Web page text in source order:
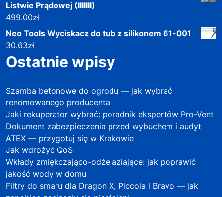
Listwie Prądowej (IIIIIII)
499.00zł
Neo Tools Wyciskacz do tub z silikonem 61-001
30.63zł
Ostatnie wpisy
Szamba betonowe do ogrodu — jak wybrać
renomowanego producenta
Jaki rekuperator wybrać: poradnik ekspertów Pro-Vent
Dokument zabezpieczenia przed wybuchem i audyt
ATEX — przygotuj się w Krakowie
Jak wdrożyć QoS
Wkłady zmiękczająco-odżelaziające: jak poprawić
jakość wody w domu
Filtry do smaru dla Dragon X, Piccola i Bravo — jak